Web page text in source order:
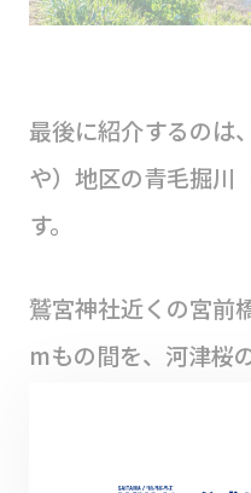
最後に紹介するのは
や）地区の青毛掘川
す。
鷲宮神社近くの宮前
mもの間を、河津桜
す。見頃を迎える3